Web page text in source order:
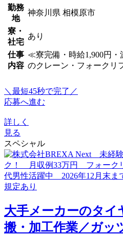
勤務
地
神奈川県 相模原市
寮・
社宅
あり
仕事
内容
≪寮完備・時給1,900円
のクレーン・フォークリ
＼最短45秒で完了／
応募へ進む
詳しく
見る
スペシャル
大手メーカーのタイ
搬・加工作業／ガッ